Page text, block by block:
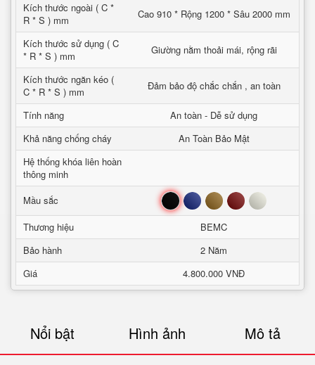
Kích thước ngoài ( C *
R * S ) mm
Cao 910 * Rộng 1200 * Sâu 2000 mm
Kích thước sử dụng ( C
* R * S ) mm
Giường nằm thoải mái, rộng rãi
Kích thước ngăn kéo (
C * R * S ) mm
Đảm bảo độ chắc chắn , an toàn
Tính năng
An toàn - Dễ sử dụng
Khả năng chống cháy
An Toàn Bảo Mật
Hệ thống khóa liên hoàn
thông minh
Mầu sắc
Đen Xanh Nâu Đỏ Trắng
Thương hiệu
BEMC
Bảo hành
2 Năm
Giá
4.800.000 VNĐ
Nổi bật Hình ảnh Mô tả